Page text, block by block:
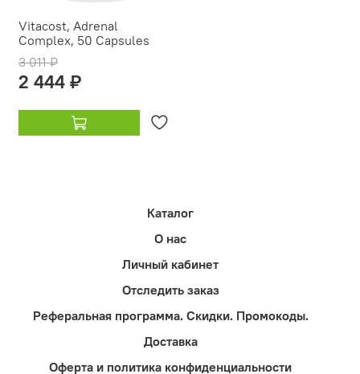
Vitacost, Adrenal
Complex, 50 Capsules
3 011 ₽
2 444 ₽
Каталог
О нас
Личный кабинет
Отследить заказ
Реферальная программа. Скидки. Промокоды.
Доставка
Оферта и политика конфиденциальности